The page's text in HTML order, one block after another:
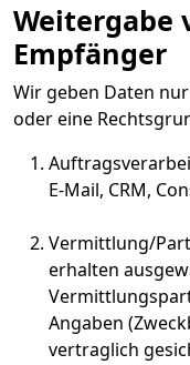
Weitergabe
Empfänger
Wir geben Daten
oder eine
E-Mail, CRM,
Vermittlung/
erhalten
Angaben
vertraglich